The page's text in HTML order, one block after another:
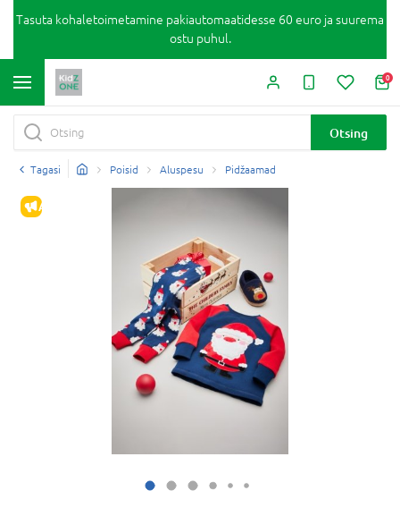
Tasuta kohaletoimetamine pakiautomaatidesse 60 euro ja suurema
ostu puhul.
0
Otsing
Tagasi Poisid Aluspesu Pidžaamad
ALLAHINDLUS